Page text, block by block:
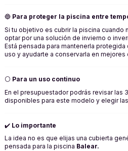
🔵 Para proteger la piscina entre
Si tu objetivo es cubrir la piscina cuando
optar por una solución de invierno o
Está pensada para mantenerla
uso y ayudarte a conservarla en mejores
⚪ Para un uso continuo
En el presupuestador podrás revisar las
disponibles para este modelo y elegir
✔️ Lo importante
La idea no es que elijas una cubierta
pensada para la piscina Balear.